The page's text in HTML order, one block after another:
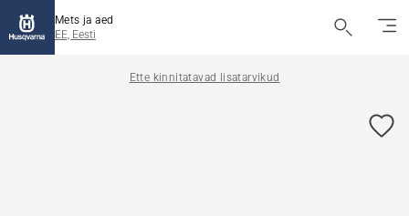
Mets ja aed
EE, Eesti
Ette kinnitatavad lisatarvikud